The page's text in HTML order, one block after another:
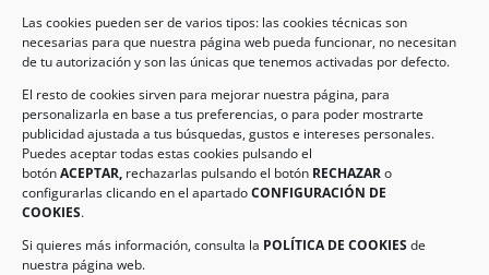
Las cookies pueden ser de varios tipos: las cookies técnicas son
necesarias para que nuestra página web pueda funcionar, no necesitan
de tu autorización y son las únicas que tenemos activadas por defecto.
El resto de cookies sirven para mejorar nuestra página, para
personalizarla en base a tus preferencias, o para poder mostrarte
publicidad ajustada a tus búsquedas, gustos e intereses personales.
Puedes aceptar todas estas cookies pulsando el
botónACEPTAR, rechazarlas pulsando el botón RECHAZARo
configurarlas clicando en el apartadoCONFIGURACIÓN DE
COOKIES.
Si quieres más información, consulta la POLÍTICA DE COOKIESde
nuestra página web.
Legal
POLÍTICA DE PROTECCIÓN DE DATOS